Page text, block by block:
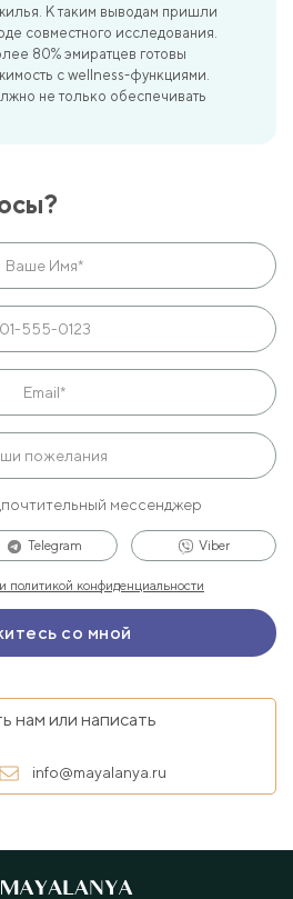
К таким выводам пришли
совместного исследования.
80% эмиратцев готовы
с wellness-функциями.
не только обеспечивать
мессенджер
Telegram Viber
политикой конфиденциальности
нам или написать
info@mayalanya.ru